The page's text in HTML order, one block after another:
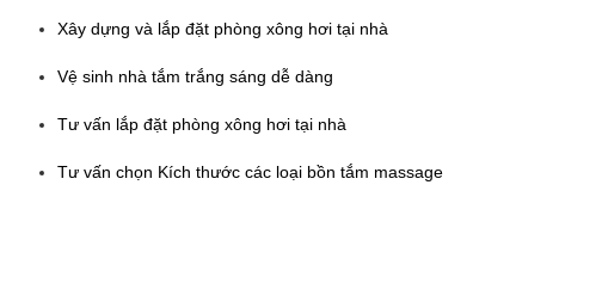
Xây dựng và lắp đặt phòng xông hơi tại nhà
Vệ sinh nhà tắm trắng sáng dễ dàng
Tư vấn lắp đặt phòng xông hơi tại nhà
Tư vấn chọn Kích thước các loại bồn tắm massage